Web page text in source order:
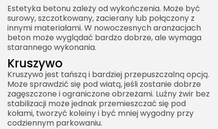
Estetyka betonu zależy od wykończenia. Może być
surowy, szczotkowany, zacierany lub połączony z
innymi materiałami. W nowoczesnych aranżacjach
beton może wyglądać bardzo dobrze, ale wymaga
starannego wykonania.
Kruszywo
Kruszywo jest tańszą i bardziej przepuszczalną opcją.
Może sprawdzić się pod wiatą, jeśli zostanie dobrze
zagęszczone i ograniczone obrzeżami. Luźny żwir bez
stabilizacji może jednak przemieszczać się pod
kołami, tworzyć koleiny i być mniej wygodny przy
codziennym parkowaniu.